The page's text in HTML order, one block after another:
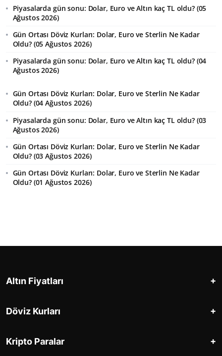
Piyasalarda gün sonu: Dolar, Euro ve Altın kaç TL oldu? (05
Ağustos 2026)
Gün Ortası Döviz Kurları: Dolar, Euro ve Sterlin Ne Kadar
Oldu? (05 Ağustos 2026)
Piyasalarda gün sonu: Dolar, Euro ve Altın kaç TL oldu? (04
Ağustos 2026)
Gün Ortası Döviz Kurları: Dolar, Euro ve Sterlin Ne Kadar
Oldu? (04 Ağustos 2026)
Piyasalarda gün sonu: Dolar, Euro ve Altın kaç TL oldu? (03
Ağustos 2026)
Gün Ortası Döviz Kurları: Dolar, Euro ve Sterlin Ne Kadar
Oldu? (03 Ağustos 2026)
Gün Ortası Döviz Kurları: Dolar, Euro ve Sterlin Ne Kadar
Oldu? (01 Ağustos 2026)
Altın Fiyatları +
Döviz Kurları +
Kripto Paralar +